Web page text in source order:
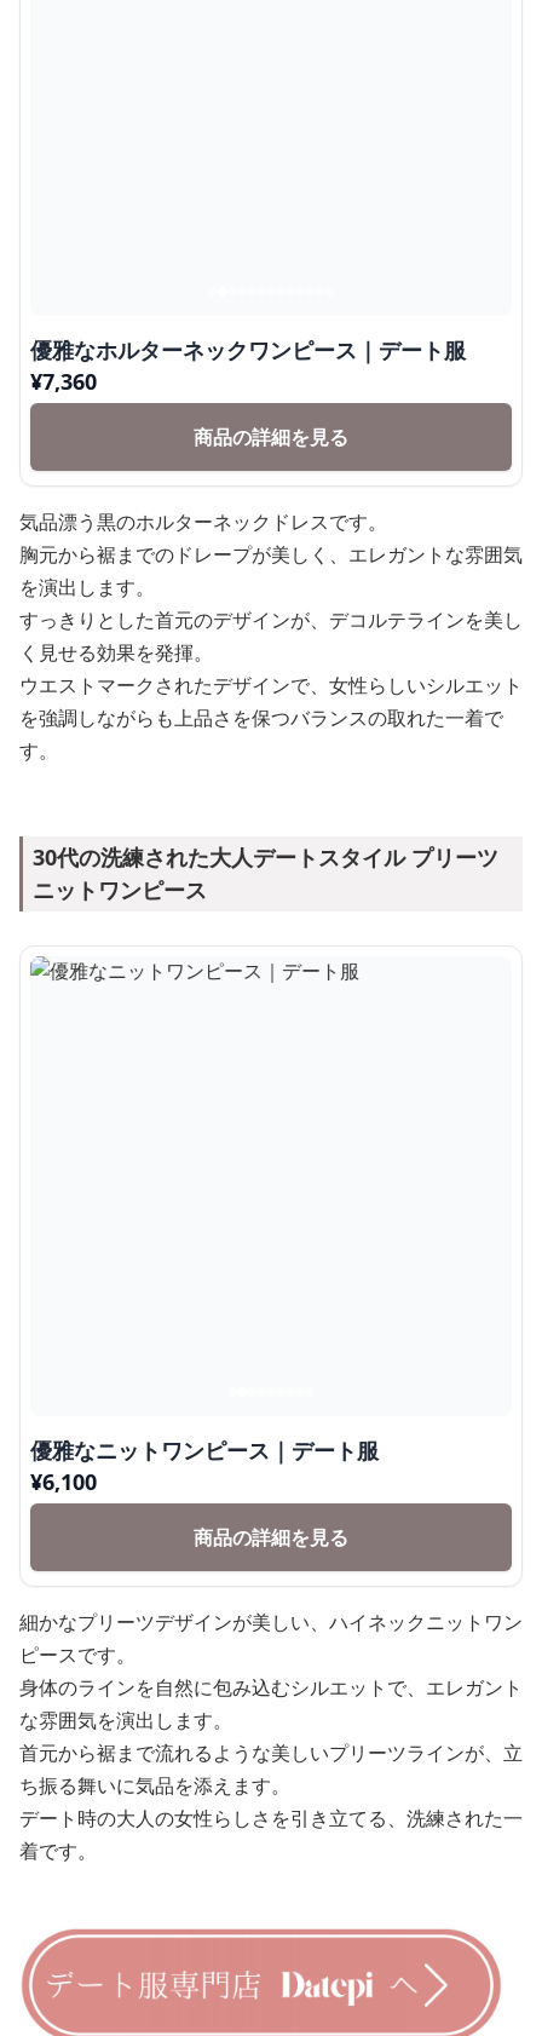
優雅なホルターネックワンピース｜デート服
¥7,360
商品の詳細を見る
気品漂う黒のホルターネックドレスです。
胸元から裾までのドレープが美しく、エレガントな雰囲気
を演出します。
すっきりとした首元のデザインが、デコルテラインを美し
く見せる効果を発揮。
ウエストマークされたデザインで、女性らしいシルエット
を強調しながらも上品さを保つバランスの取れた一着で
す。
30代の洗練された大人デートスタイル プリーツ
ニットワンピース
優雅なニットワンピース｜デート服
¥6,100
商品の詳細を見る
細かなプリーツデザインが美しい、ハイネックニットワン
ピースです。
身体のラインを自然に包み込むシルエットで、エレガント
な雰囲気を演出します。
首元から裾まで流れるような美しいプリーツラインが、立
ち振る舞いに気品を添えます。
デート時の大人の女性らしさを引き立てる、洗練された一
着です。